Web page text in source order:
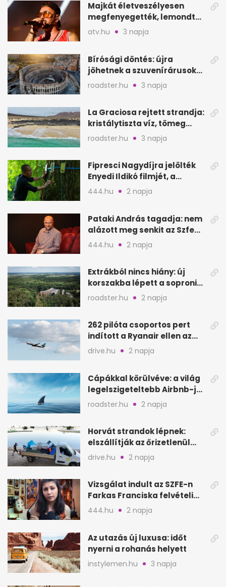
Majkát életveszélyesen
megfenyegették, lemondta
a sepsiszentgyörgyi
atv.hu 3 napja
Bírósági döntés: újra
jöhetnek a szuvenírárusok
Európa ikonikus helyére
roadster.hu 3 napja
La Graciosa rejtett strandja:
kristálytiszta víz, tömeg
nélkül
roadster.hu 3 napja
Fipresci Nagydíjra jelölték
Enyedi Ildikó filmjét, a
Csendes barátot
444.hu 2 napja
Pataki András tagadja: nem
alázott meg senkit az Szfe
felvételijén
444.hu 2 napja
Extrákból nincs hiány: új
korszakba lépett a soproni
Fagus Hotel
roadster.hu 2 napja
262 pilóta csoportos pert
indított a Ryanair ellen az
Egyesült Királyságban
drive.hu 2 napja
Cápákkal körülvéve: a világ
legelszigeteltebb Airbnb-je
a nyílt tengeren
roadster.hu 2 napja
Horvát strandok lépnek:
elszállítják az őrizetlenül
hagyott törölközőket
drive.hu 2 napja
Vizsgálat indult az SZFE-n
Farkas Franciska felvételi
videója után
444.hu 2 napja
Az utazás új luxusa: időt
nyerni a rohanás helyett
instylemen.hu 3 napja